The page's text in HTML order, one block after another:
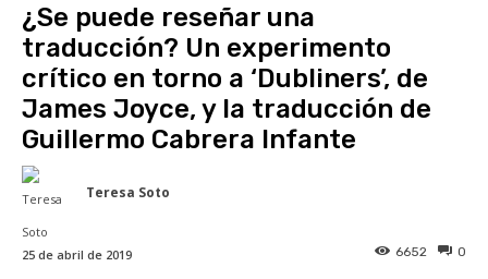
¿Se puede reseñar una
traducción? Un experimento
crítico en torno a ‘Dubliners’, de
James Joyce, y la traducción de
Guillermo Cabrera Infante
Teresa Soto
25 de abril de 2019 0
6652